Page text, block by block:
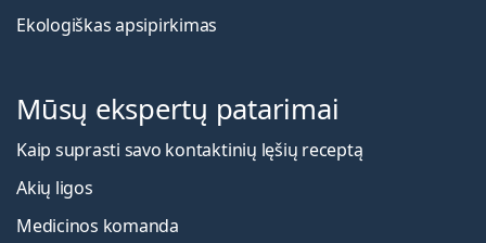
Ekologiškas apsipirkimas
Mūsų ekspertų patarimai
Kaip suprasti savo kontaktinių lęšių receptą
Akių ligos
Medicinos komanda